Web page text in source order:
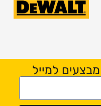
למייל